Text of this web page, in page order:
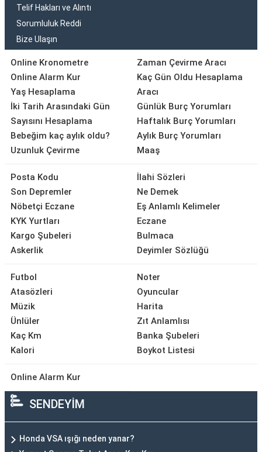
Telif Hakları ve Alıntı
Sorumluluk Reddi
Bize Ulaşın
Online Kronometre
Online Alarm Kur
Yaş Hesaplama
İki Tarih Arasındaki Gün
Sayısını Hesaplama
Bebeğim kaç aylık oldu?
Uzunluk Çevirme
Zaman Çevirme Aracı
Kaç Gün Oldu Hesaplama
Aracı
Günlük Burç Yorumları
Haftalık Burç Yorumları
Aylık Burç Yorumları
Maaş
Posta Kodu
Son Depremler
Nöbetçi Eczane
KYK Yurtları
Kargo Şubeleri
Askerlik
İlahi Sözleri
Ne Demek
Eş Anlamlı Kelimeler
Eczane
Bulmaca
Deyimler Sözlüğü
Futbol
Atasözleri
Müzik
Ünlüler
Kaç Km
Kalori
Noter
Oyuncular
Harita
Zıt Anlamlısı
Banka Şubeleri
Boykot Listesi
Online Alarm Kur
SENDEYİM
Honda VSA ışığı neden yanar?